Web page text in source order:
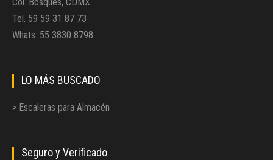
Tel. 59 59 31 87 73
Whats: 55 3830 8798
LO MÁS BUSCADO
> Escaleras para Almacén
Seguro y Verificado